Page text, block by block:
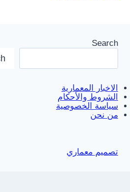
Search
الاخبار المعمارية
الشروط والأحكام
سياسة الخصوصية
من نحن
تصميم معماري